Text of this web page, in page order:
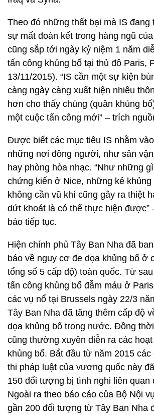
Theo đó những thất bại mà IS đang
sự mất đoàn kết trong hàng ngũ
cũng sắp tới ngày kỷ niệm 1 năm
tấn công khủng bố tại thủ đô Paris,
13/11/2015). “IS cần một sự kiện
càng ngày càng xuất hiện nhiều
hơn cho thấy chúng (quân khủng
một cuộc tấn công mới” – trích
Được biết các mục tiêu IS nhằm
những nơi đông người, như sân
hay phòng hòa nhạc. “Như những
chứng kiến ở Nice, những kẻ khủng
không cần vũ khí cũng gây ra thiệt
dứt khoát là có thể thực hiện được”
báo tiếp tục.
Hiện chính phủ Tây Ban Nha đã
báo về nguy cơ đe dọa khủng bố ở
tổng số 5 cấp độ) toàn quốc. Từ
tấn công khủng bố đẫm máu ở
các vụ nổ tại Brussels ngày 22/3
Tây Ban Nha đã tăng thêm cấp độ
dọa khủng bố trong nước. Đồng
cũng thường xuyên diễn ra các
khủng bố. Bắt đầu từ năm 2015
thi pháp luật của vương quốc này
150 đối tượng bị tình nghi liên quan
Ngoài ra theo báo cáo của Bộ Nội
gần 200 đối tượng từ Tây Ban Nha